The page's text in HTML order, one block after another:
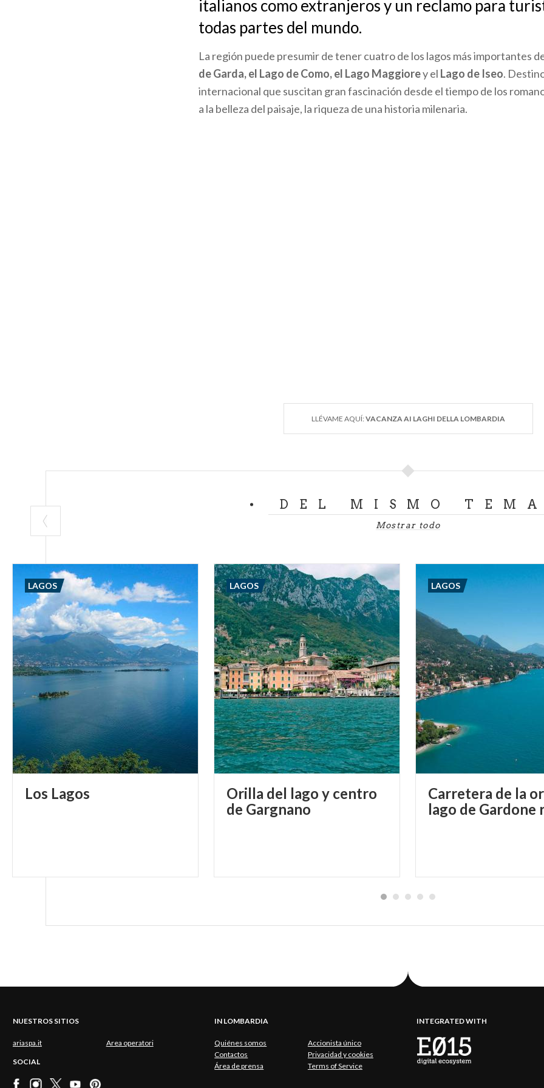
italianos como extranjeros y un reclamo para
todas partes del mundo.
La región puede presumir de tener cuatro de los lagos más importantes
de Garda, el Lago de Como, el Lago Maggiorey el Lago de Iseo.
internacional que suscitan gran fascinación desde el tiempo de los
a la belleza del paisaje, la riqueza de una historia milenaria.
LLÉVAME AQUÍ: VACANZA AI LAGHI DELLA LOMBARDIA
DEL MISMO
Mostrar todo
Los Lagos
LAGOS
Orilla del lago y centro
de Gargnano
LAGOS
Carretera de la
lago de Gardone
LAGOS
NUESTROS SITIOS
ariaspa.it Area operatori
SOCIAL
IN LOMBARDIA
Quiénes somos
Accionista único
Contactos
Privacidad y cookies
Área de prensa
Terms of Service
INTEGRATED WITH